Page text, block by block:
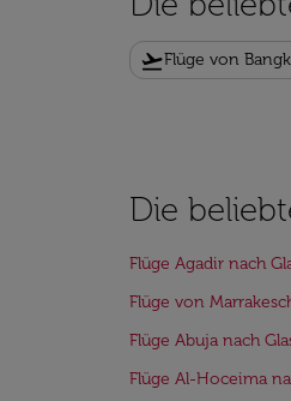
flight_takeoffFlüge von
Die
Flüge Agadir nach
Flüge von
Flüge Abuja nach
Flüge Al-Hoceima